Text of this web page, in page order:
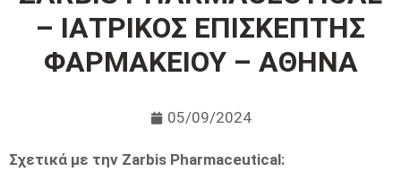
– ΙΑΤΡΙΚΟΣ ΕΠΙΣΚΕΠΤΗΣ
ΦΑΡΜΑΚΕΙΟΥ – ΑΘΗΝΑ
05/09/2024
Σχετικά με την Zarbis Pharmaceutical: